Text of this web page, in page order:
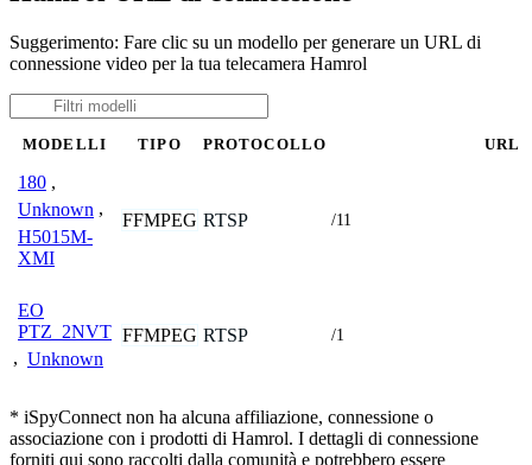
Suggerimento: Fare clic su un modello per generare un URL di
connessione video per la tua telecamera Hamrol
MODELLI TIPO PROTOCOLLO URL
180 ,
Unknown ,
H5015M-
XMI
FFMPEG RTSP /11
EO
PTZ_2NVT
, Unknown
FFMPEG RTSP /1
* iSpyConnect non ha alcuna affiliazione, connessione o
associazione con i prodotti di Hamrol. I dettagli di connessione
forniti qui sono raccolti dalla comunità e potrebbero essere